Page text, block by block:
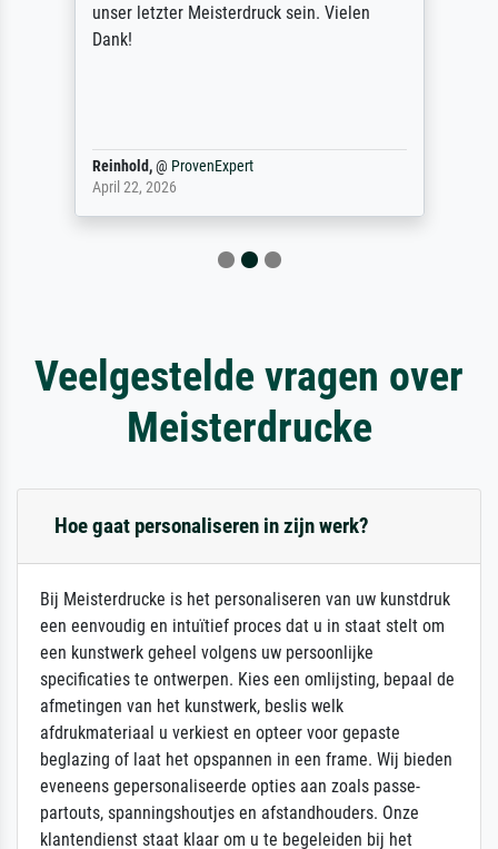
unser letzter Meisterdruck sein. Vielen
Dank!
Reinhold,@ ProvenExpert
April 22, 2026
Veelgestelde vragen over
Meisterdrucke
Hoe gaat personaliseren in zijn werk?
Bij Meisterdrucke is het personaliseren van uw kunstdruk
een eenvoudig en intuïtief proces dat u in staat stelt om
een kunstwerk geheel volgens uw persoonlijke
specificaties te ontwerpen. Kies een omlijsting, bepaal de
afmetingen van het kunstwerk, beslis welk
afdrukmateriaal u verkiest en opteer voor gepaste
beglazing of laat het opspannen in een frame. Wij bieden
eveneens gepersonaliseerde opties aan zoals passe-
partouts, spanningshoutjes en afstandhouders. Onze
klantendienst staat klaar om u te begeleiden bij het